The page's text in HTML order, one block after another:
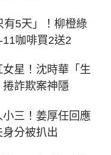
有5天」！柳橙綠
咖啡買2送2
星！沈時華「生
詐欺案神隱
三！姜厚任回應
身分被扒出